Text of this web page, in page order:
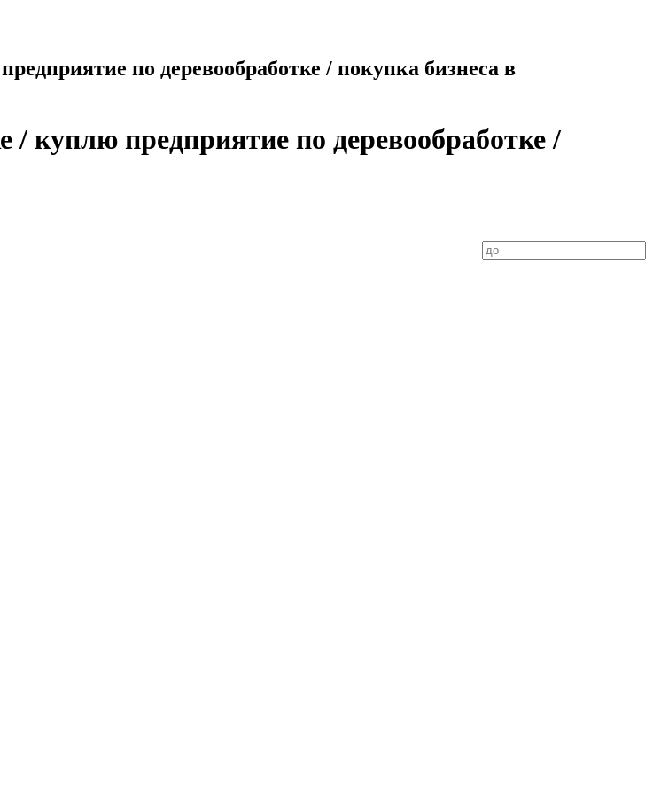
по деревообработке / покупка бизнеса в
куплю предприятие по деревообработке /